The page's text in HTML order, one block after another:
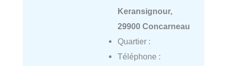
Keransignour,
29900 Concarneau
Quartier :
Téléphone :